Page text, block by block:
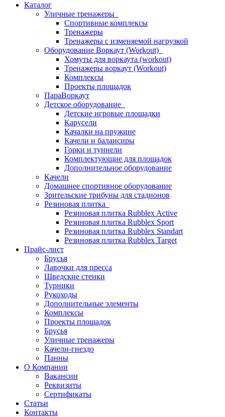
Каталог
Уличные тренажеры
Спортивные комплексы
Тренажеры
Тренажеры с изменяемой нагрузкой
Оборудование Воркаут (Workout)
Хомуты для воркаута (workout)
Тренажеры воркаут (Workout)
Комплексы
Проекты площадок
ПараВоркаут
Детское оборудование
Детские игровые площадки
Карусели
Качалки на пружине
Качели и балансиры
Горки и туннели
Комплектующие для площадок
Дополнительное оборудование
Качели
Домашнее спортивное оборудование
Зрительские трибуны для стадионов
Резиновая плитка
Резиновая плитка Rubblex Active
Резиновая плитка Rubblex Sport
Резиновая плитка Rubblex Standart
Резиновая плитка Rubblex Target
Прайс-лист
Брусья
Лавочки для пресса
Шведские стенки
Турники
Рукоходы
Дополнительные элементы
Комплексы
Проекты площадок
Брусья
Уличные тренажеры
Качели-гнездо
Панны
О Компании
Вакансии
Реквизиты
Сертификаты
Статьи
Контакты